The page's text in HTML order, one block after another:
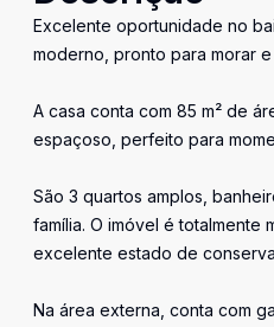
Excelente oportunidade no
moderno, pronto para morar
A casa conta com 85 m² de
espaçoso, perfeito para
São 3 quartos amplos,
família. O imóvel é totalmente
excelente estado de
Na área externa, conta com